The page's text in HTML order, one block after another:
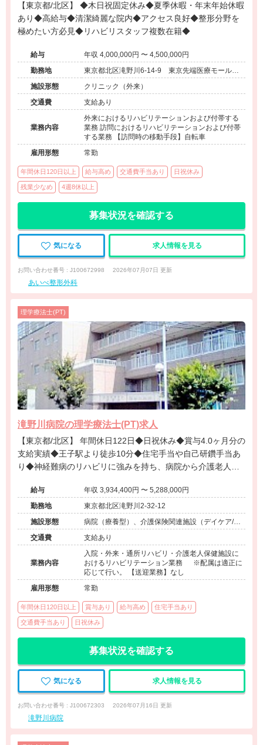
【東京都/北区】 ◆木日祝固定休み◆夏季休暇・年末年始休暇
あり◆高給与◆清潔綺麗な院内◆アクセス良好◆整形分野を
極めたい方必見◆リハビリスタッフ複数在籍◆
給与
年収 4,000,000円 〜 4,500,000円
勤務地
東京都北区滝野川6-14-9 東京先端医療モールビ
ル202
施設形態
クリニック（外来）
交通費
支給あり
業務内容
外来におけるリハビリテーションおよび付帯する
業務 訪問におけるリハビリテーションおよび付帯
する業務 【訪問時の移動手段】自転車
雇用形態
常勤
年間休日120日以上 給与高め 交通費手当あり 日祝休み
残業少なめ 4週8休以上
募集状況を確認する
気になる 求人情報を見る
お問い合わせ番号 : J100672998 2026年07月07日 更新
あいべ整形外科
理学療法士(PT)
滝野川病院の理学療法士(PT)求人
【東京都/北区】 年間休日122日◆日祝休み◆賞与4.0ヶ月分の
支給実績◆王子駅より徒歩10分◆住宅手当や自己研鑽手当あ
り◆神経難病のリハビリに強みを持ち、病院から介護老人保
給与
年収 3,934,400円 〜 5,288,000円
勤務地
東京都北区滝野川2-32-12
施設形態
病院（療養型）、介護保険関連施設（デイケア/介
護老人保健施設）
交通費 支給あり
業務内容
入院・外来・通所リハビリ・介護老人保健施設に
おけるリハビリテーション業務 ※配属は適正に
応じて行い。 【送迎業務】なし
雇用形態
常勤
年間休日120日以上 賞与あり 給与高め 住宅手当あり
交通費手当あり 日祝休み
募集状況を確認する
気になる 求人情報を見る
お問い合わせ番号 : J100672303 2026年07月16日 更新
滝野川病院